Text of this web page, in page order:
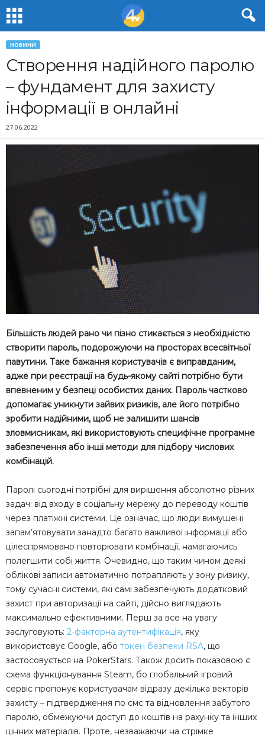
НОВИНИ
Створення надійного паролю
– фундамент для захисту
інформації в онлайні
27.06.2022
Більшість людей рано чи пізно стикається з необхідністю
створити пароль, подорожуючи на просторах всесвітньої
павутини. Таке бажання користувачів є виправданим,
адже при реєстрації на будь-якому сайті потрібно бути
впевненим у безпеці особистих даних. Пароль частково
допомагає уникнути зайвих ризиків, але його потрібно
зробити надійними, щоб не залишити шансів
зловмисникам, які використовують специфічне програмне
забезпечення або інші методи для підбору числових
комбінацій.
Паролі сьогодні потрібні для вирішення абсолютно різних
задач: від входу в соціальну мережу до переводу коштів
через платіжні системи. Це означає, що люди вимушені
запам’ятовувати занадто багато важливої інформації або
цілеспрямовано повторювати комбінації, намагаючись
полегшити собі життя. Очевидно, що таким чином деякі
облікові записи автоматично потрапляють у зону ризику,
тому сучасні системи, які самі забезпечують додатковий
захист при авторизації на сайті, дійсно виглядають
максимально ефективними. Перш за все на увагу
заслуговують: 2-факторна аутентифікація, яку
використовує Google, або токен безпеки RSA, що
застосовується на PokerStars. Також досить показовою є
схема функціонування Steam, бо глобальний ігровий
сервіс пропонує користувачам відразу декілька векторів
захисту – підтвердження по смс та відновлення забутого
паролю, обмежуючи доступ до коштів на рахунку та інших
цінних матеріалів. Проте, незважаючи на стрімке